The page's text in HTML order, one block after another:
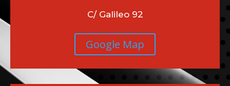
C/ Galileo 92
Google Map